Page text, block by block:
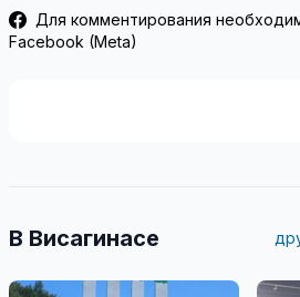
Для комментирования
Facebook (Meta)
В Висагинасе